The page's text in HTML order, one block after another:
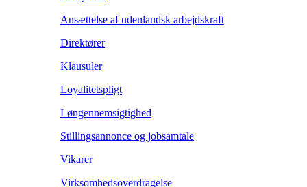
Ansættelse af udenlandsk arbejdskraft
Direktører
Klausuler
Loyalitetspligt
Løngennemsigtighed
Stillingsannonce og jobsamtale
Vikarer
Virksomhedsoverdragelse